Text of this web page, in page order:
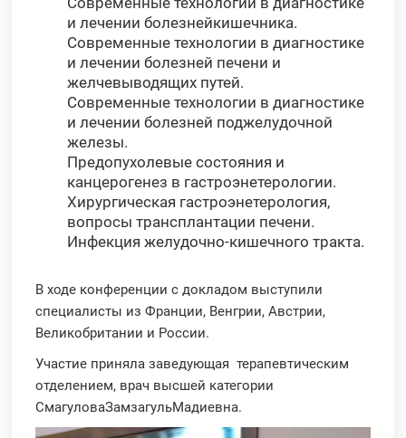
и лечении болезнейкишечника.
Современные технологии в диагностике
и лечении болезней печени и
желчевыводящих путей.
Современные технологии в диагностике
и лечении болезней поджелудочной
железы.
Предопухолевые состояния и
канцерогенез в гастроэнетерологии.
Хирургическая гастроэнетерология,
вопросы трансплантации печени.
Инфекция желудочно-кишечного тракта.
В ходе конференции с докладом выступили
специалисты из Франции, Венгрии, Австрии,
Великобритании и России.
Участие приняла заведующая терапевтическим
отделением, врач высшей категории
СмагуловаЗамзагульМадиевна.